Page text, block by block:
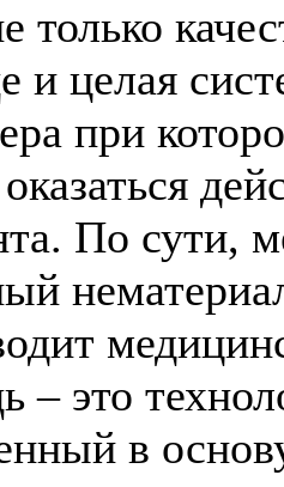
только
и целая
при
По сути,
– это
в